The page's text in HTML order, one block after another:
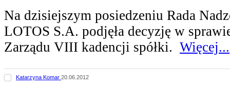
Na dzisiejszym posiedzeniu Rada
LOTOS S.A. podjęła decyzję w
Zarządu VIII kadencji spółki. Więcej...
Katarzyna Komar 20.06.2012